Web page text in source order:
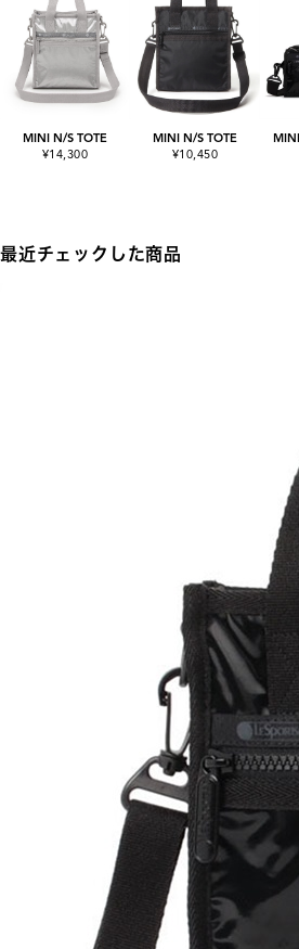
MINI N/S TOTE
¥14,300
MINI N/S TOTE
¥10,450
最近チェックした商品